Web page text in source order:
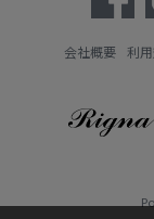
会社概要 利